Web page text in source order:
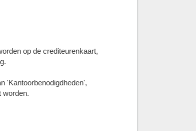
op de crediteurenkaart,
'Kantoorbenodigdheden',
worden.